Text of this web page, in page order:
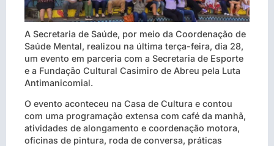
A Secretaria de Saúde, por meio da Coordenação de
Saúde Mental, realizou na última terça-feira, dia 28,
um evento em parceria com a Secretaria de Esporte
e a Fundação Cultural Casimiro de Abreu pela Luta
Antimanicomial.
O evento aconteceu na Casa de Cultura e contou
com uma programação extensa com café da manhã,
atividades de alongamento e coordenação motora,
oficinas de pintura, roda de conversa, práticas